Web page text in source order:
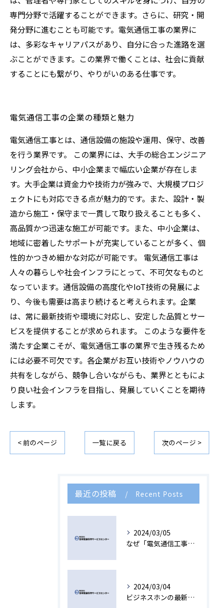
専門分野で活躍することができます。さらに、研究・開
発分野に進むことも可能です。電気通信工事の業界に
は、多彩なキャリアパスがあり、自分に合った進路を選
ぶことができます。この業界で働くことは、社会に貢献
することにも繋がり、やりがいのある仕事です。
電気通信工事の企業の種類と魅力
電気通信工事とは、通信設備の施設や運用、保守、改善
を行う業界です。 この業界には、大手の総合エンジニア
リング会社から、中小企業まで幅広い企業が存在しま
す。大手企業は資金力や技術力が強みで、大規模プロジ
ェクトにも対応できる点が魅力的です。また、設計・製
造から施工・保守まで一貫して取り扱えることも多く、
高品質かつ迅速な施工が可能です。また、中小企業は、
地域に密着したサポートが充実していることが多く、個
性的かつきめ細かな対応が可能です。 電気通信工事は
人々の暮らしや社会インフラにとって、不可欠なものと
なっています。通信設備の高度化やIoT技術の発展によ
り、今後も需要は高まり続けると考えられます。企業
は、常に最新技術や環境に対応し、安定した品質とサー
ビスを提供することが求められます。 このような要件を
満たす企業こそが、電気通信工事の業界で生き残るため
には必要不可欠です。各企業がお互い技術やノウハウの
共有をしながら、競争し合いながらも、業界とともによ
り良い社会インフラを目指し、発展していくことを期待
します。
< 前のページ 一覧に戻る 次のページ >
最近の投稿 Recent Posts
2024/03/05
なぜ「電気通信工事」の仕事は未来を切り開く素晴らしいキャリア選択肢なのか？
2024/03/04
ビジネスホンの最新技術を活かした更新工事で、生産性を最大化しよう！